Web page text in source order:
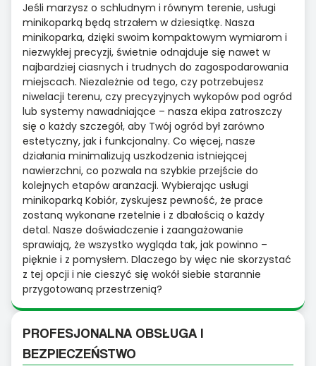
Jeśli marzysz o schludnym i równym terenie, usługi
minikoparką będą strzałem w dziesiątkę. Nasza
minikoparka, dzięki swoim kompaktowym wymiarom i
niezwykłej precyzji, świetnie odnajduje się nawet w
najbardziej ciasnych i trudnych do zagospodarowania
miejscach. Niezależnie od tego, czy potrzebujesz
niwelacji terenu, czy precyzyjnych wykopów pod ogród
lub systemy nawadniające – nasza ekipa zatroszczy
się o każdy szczegół, aby Twój ogród był zarówno
estetyczny, jak i funkcjonalny. Co więcej, nasze
działania minimalizują uszkodzenia istniejącej
nawierzchni, co pozwala na szybkie przejście do
kolejnych etapów aranżacji. Wybierając usługi
minikoparką Kobiór, zyskujesz pewność, że prace
zostaną wykonane rzetelnie i z dbałością o każdy
detal. Nasze doświadczenie i zaangażowanie
sprawiają, że wszystko wygląda tak, jak powinno –
pięknie i z pomysłem. Dlaczego by więc nie skorzystać
z tej opcji i nie cieszyć się wokół siebie starannie
przygotowaną przestrzenią?
PROFESJONALNA OBSŁUGA I
BEZPIECZEŃSTWO